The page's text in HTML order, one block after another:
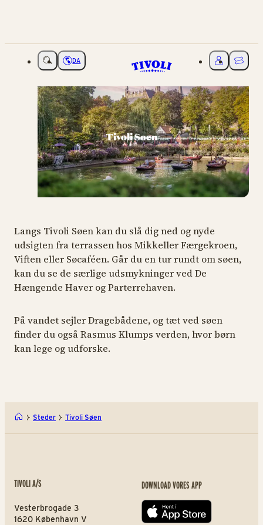
Vælg sprog
DA Mit Tivoli
Tivoli Søen
Langs Tivoli Søen kan du slå dig ned og nyde
udsigten fra terrassen hos Mikkeller Færgekroen,
Viften eller Søcaféen. Går du en tur rundt om søen,
kan du se de særlige udsmykninger ved De
Hængende Haver og Parterrehaven.
På vandet sejler Dragebådene, og tæt ved søen
finder du også Rasmus Klumps verden, hvor børn
kan lege og udforske.
Steder Tivoli Søen
TIVOLI A/S
Vesterbrogade 3
1620 København V
DOWNLOAD VORES APP
App store